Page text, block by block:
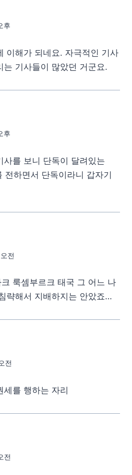
후
이해가 되네요. 자극적인 기사
는 기사들이 많았던 거군요.
후
사를 보니 단독이 달려있는
하면서 단독이라니 갑자기
전
룩셈부르크 태국 그 어느 나
략해서 지배하지는 안았죠…
전
세를 행하는 자리
전